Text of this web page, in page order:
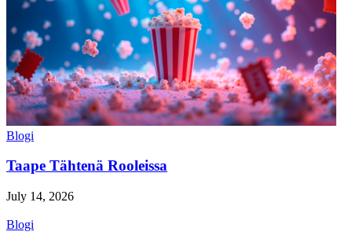
Blogi
Taape Tähtenä Rooleissa
July 14, 2026
Blogi